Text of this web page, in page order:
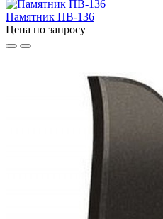
Памятник ПВ-136
Цена по запросу